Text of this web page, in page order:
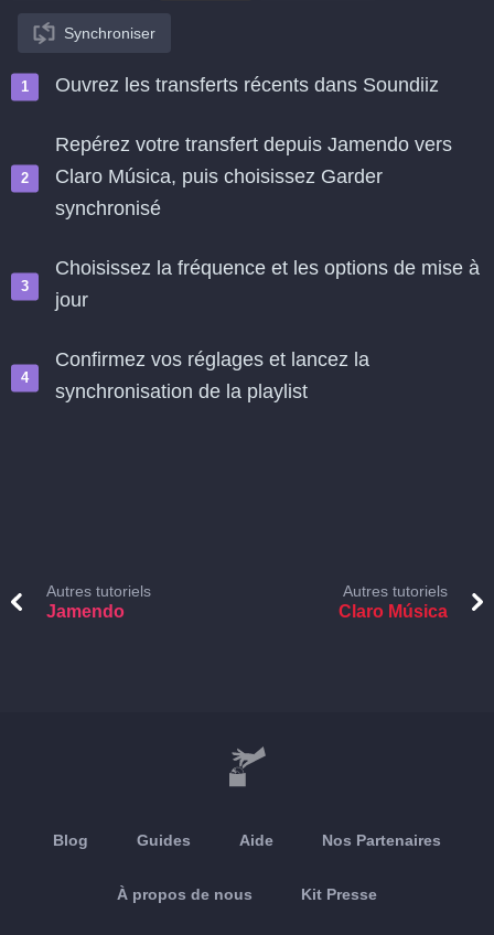
Synchroniser
Ouvrez les transferts récents dans Soundiiz
Repérez votre transfert depuis Jamendo vers
Claro Música, puis choisissez Garder
synchronisé
Choisissez la fréquence et les options de mise à
jour
Confirmez vos réglages et lancez la
synchronisation de la playlist
Autres tutoriels
Jamendo
Autres tutoriels
Claro Música
Blog Guides Aide Nos Partenaires
À propos de nous Kit Presse